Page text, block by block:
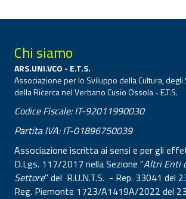
Chi siamo
ARS.UNI.VCO - E.T.S.
Associazione per lo Sviluppo della Cultura,
della Ricerca nel Verbano Cusio Ossola - E.T.S.
Codice Fiscale: IT-92011990030
Partita IVA: IT-01896750039
Associazione iscritta ai sensi e per gli
D.Lgs. 117/2017 nella Sezione "Altri Enti
Settore" del R.U.N.T.S. - Rep. 33041 del
Reg. Piemonte 1723/A1419A/2022 del